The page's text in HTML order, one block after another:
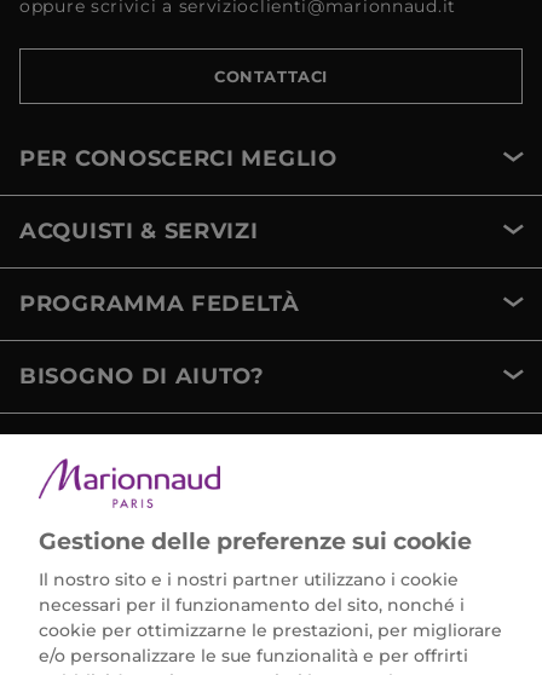
oppure scrivici a servizioclienti@marionnaud.it
CONTATTACI
PER CONOSCERCI MEGLIO
ACQUISTI & SERVIZI
PROGRAMMA FEDELTÀ
BISOGNO DI AIUTO?
Gestione delle preferenze sui cookie
Il nostro sito e i nostri partner utilizzano i cookie
necessari per il funzionamento del sito, nonché i
cookie per ottimizzarne le prestazioni, per migliorare
e/o personalizzare le sue funzionalità e per offrirti